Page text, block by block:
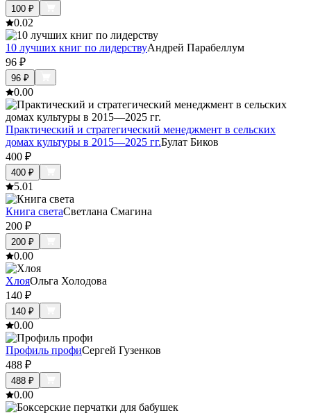
100 ₽
0.02
10 лучших книг по лидерствуАндрей Парабеллум
96 ₽
96 ₽
0.00
Практический и стратегический менеджмент в сельских
домах культуры в 2015—2025 гг.Булат Биков
400 ₽
400 ₽
5.01
Книга светаСветлана Смагина
200 ₽
200 ₽
0.00
ХлояОльга Холодова
140 ₽
140 ₽
0.00
Профиль профиСергей Гузенков
488 ₽
488 ₽
0.00